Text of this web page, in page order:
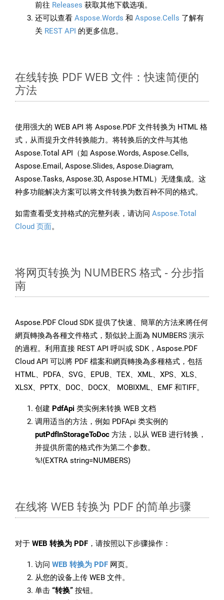
前往 Releases 获取其他下载选项。
还可以查看 Aspose.Words 和 Aspose.Cells 了解有
关 REST API 的更多信息。
在线转换 PDF WEB 文件：快速简便的
方法
使用强大的 WEB API 将 Aspose.PDF 文件转换为 HTML 格
式，从而提升文件转换能力。将转换后的文件与其他
Aspose.Total API（如 Aspose.Words, Aspose.Cells,
Aspose.Email, Aspose.Slides, Aspose.Diagram,
Aspose.Tasks, Aspose.3D, Aspose.HTML）无缝集成。这
种多功能解决方案可以将文件转换为数百种不同的格式。
如需查看受支持格式的完整列表，请访问 Aspose.Total
Cloud 页面。
将网页转换为 NUMBERS 格式 - 分步指
南
Aspose.PDF Cloud SDK 提供了快速、簡單的方法來將任何
網頁轉換為各種文件格式，類似於上面為 NUMBERS 演示
的過程。利用直接 REST API 呼叫或 SDK，Aspose.PDF
Cloud API 可以將 PDF 檔案和網頁轉換為多種格式，包括
HTML、PDFA、SVG、EPUB、TEX、XML、XPS、XLS、
XLSX、PPTX、DOC、DOCX、 MOBIXML、EMF 和TIFF。
创建 PdfApi 类实例来转换 WEB 文档
调用适当的方法，例如 PDFApi 类实例的
putPdfInStorageToDoc 方法，以从 WEB 进行转换，
并提供所需的格式作为第二个参数。
%!(EXTRA string=NUMBERS)
在线将 WEB 转换为 PDF 的简单步骤
对于 WEB 转换为 PDF ，请按照以下步骤操作：
访问 WEB 转换为 PDF 网页。
从您的设备上传 WEB 文件。
单击 “转换” 按钮。